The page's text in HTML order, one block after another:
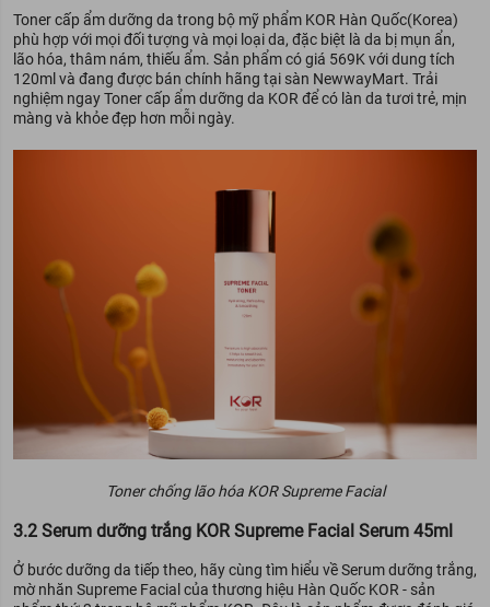
Toner cấp ẩm dưỡng da trong bộ mỹ phẩm KOR Hàn Quốc(Korea)
phù hợp với mọi đối tượng và mọi loại da, đặc biệt là da bị mụn ẩn,
lão hóa, thâm nám, thiếu ẩm. Sản phẩm có giá 569K với dung tích
120ml và đang được bán chính hãng tại sàn NewwayMart. Trải
nghiệm ngay Toner cấp ẩm dưỡng da KOR để có làn da tươi trẻ, mịn
màng và khỏe đẹp hơn mỗi ngày.
Toner chống lão hóa KOR Supreme Facial
3.2 Serum dưỡng trắng KOR Supreme Facial Serum 45ml
Ở bước dưỡng da tiếp theo, hãy cùng tìm hiểu về Serum dưỡng trắng,
mờ nhăn Supreme Facial của thương hiệu Hàn Quốc KOR - sản